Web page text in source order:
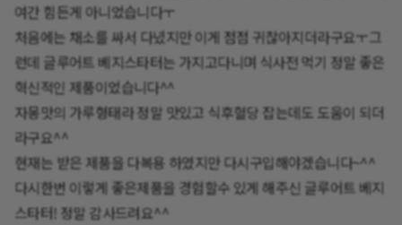
여간 힘든게 아니었습니다ㅜ
처음에는 채소를 싸서 다녔지만 이게 점점 귀찮아지더라구요ㅜ그
런데 글루어트 베지스타터는 가지고다니며 식사전 먹기 정말 좋은
혁신적인 제품이었습니다^^
자몽맛의 가루형태라 정말 맛있고 식후혈당 잡는데도 도움이 되더
라구요^^
현재는 받은 제품을 다복용 하였지만 다시구입해야겠습니다~^^
다시한번 이렇게 좋은제품을 경험할수 있게 해주신 글루어트 베지
스타터! 정말 감사드려요^^